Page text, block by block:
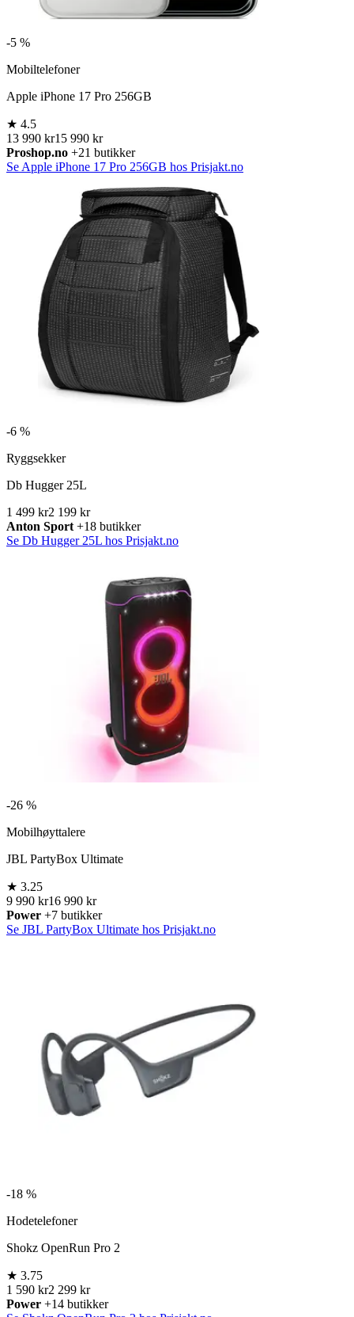
-5 %
Mobiltelefoner
Apple iPhone 17 Pro 256GB
★ 4.5
13 990 kr15 990 kr
Proshop.no +21 butikker
Se Apple iPhone 17 Pro 256GB hos Prisjakt.no
-6 %
Ryggsekker
Db Hugger 25L
1 499 kr2 199 kr
Anton Sport +18 butikker
Se Db Hugger 25L hos Prisjakt.no
-26 %
Mobilhøyttalere
JBL PartyBox Ultimate
★ 3.25
9 990 kr16 990 kr
Power +7 butikker
Se JBL PartyBox Ultimate hos Prisjakt.no
-18 %
Hodetelefoner
Shokz OpenRun Pro 2
★ 3.75
1 590 kr2 299 kr
Power +14 butikker